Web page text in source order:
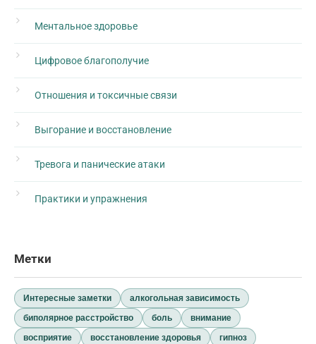
Ментальное здоровье
Цифровое благополучие
Отношения и токсичные связи
Выгорание и восстановление
Тревога и панические атаки
Практики и упражнения
Метки
Интересные заметки
алкогольная зависимость
биполярное расстройство
боль
внимание
восприятие
восстановление здоровья
гипноз